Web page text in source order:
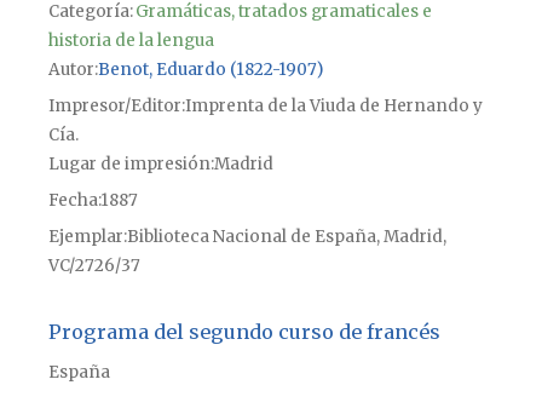
Categoría:Gramáticas, tratados gramaticales e
historia de la lengua
Autor Benot, Eduardo (1822-1907)
Impresor/Editor Imprenta de la Viuda de Hernando y
Cía.
Lugar de impresiónMadrid
Fecha1887
Ejemplar Biblioteca Nacional de España, Madrid,
VC/2726/37
Programa del segundo curso de francés
España